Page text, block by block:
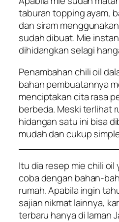
taburantoppingayam,
dan siram
sudah dibuat. Mie
dihidangkan selagi
Penambahan chili oil
bahan pembuatannya
menciptakan cita rasa
berbeda. Meski terlihat
hidangan satu ini bisa
mudah dan cukup
Itu dia resep mie chili oil
coba dengan bahan-
rumah. Apabila ingin
sajian nikmat lainnya,
terbaru hanya di laman